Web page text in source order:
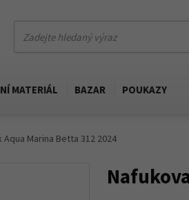
MATERIÁL BAZAR POUKAZY
Marina Betta 312 2024